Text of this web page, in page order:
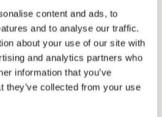
content and ads, to
and to analyse our traffic.
about your use of our site with
and analytics partners who
information that you’ve
they’ve collected from your use